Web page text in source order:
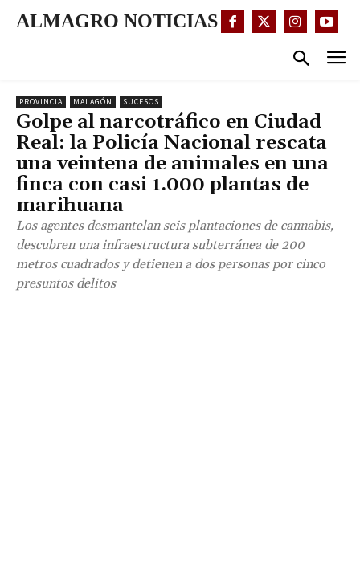
ALMAGRO NOTICIAS
PROVINCIA MALAGÓN SUCESOS
Golpe al narcotráfico en Ciudad
Real: la Policía Nacional rescata
una veintena de animales en una
finca con casi 1.000 plantas de
marihuana
Los agentes desmantelan seis plantaciones de cannabis,
descubren una infraestructura subterránea de 200
metros cuadrados y detienen a dos personas por cinco
presuntos delitos